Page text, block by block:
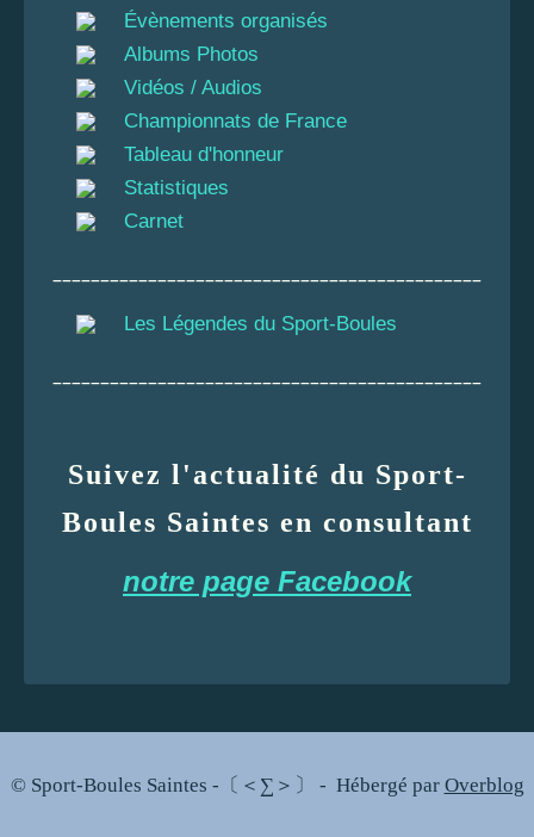
Évènements organisés
Albums Photos
Vidéos / Audios
Championnats de France
Tableau d'honneur
Statistiques
Carnet
Les Légendes du Sport-Boules
Suivez l'actualité du Sport-
Boules Saintes en consultant
notre page Facebook
© Sport-Boules Saintes -〔＜∑＞〕 - Hébergé par Overblog